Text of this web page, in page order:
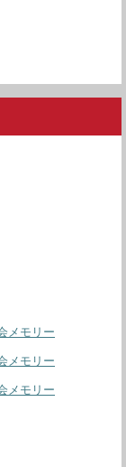
メモリー
メモリー
メモリー